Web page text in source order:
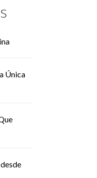
Única